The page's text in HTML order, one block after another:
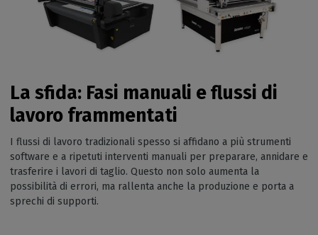
La sfida: Fasi manuali e flussi di
lavoro frammentati
I flussi di lavoro tradizionali spesso si affidano a più strumenti
software e a ripetuti interventi manuali per preparare, annidare e
trasferire i lavori di taglio. Questo non solo aumenta la
possibilità di errori, ma rallenta anche la produzione e porta a
sprechi di supporti.